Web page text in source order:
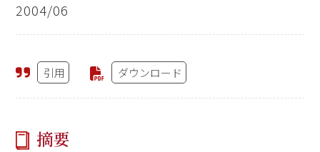
2004/06
引用 ダウンロード
摘要